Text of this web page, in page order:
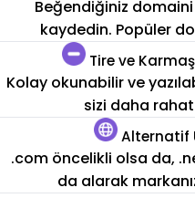
Beğendiğiniz
kaydedin. Popüler
Tire ve
Kolay okunabilir ve
sizi daha rahat
Alternatif
.com öncelikli olsa da,
da alarak